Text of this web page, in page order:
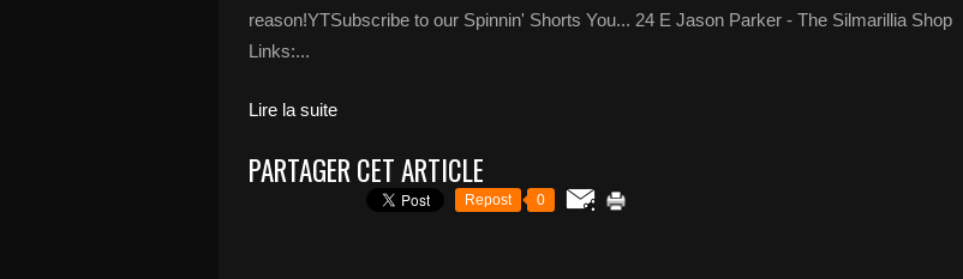
reason!YTSubscribe to our Spinnin' Shorts You... 24 E Jason Parker - The Silmarillia Shop
Links:...
Lire la suite
PARTAGER CET ARTICLE
Repost 0